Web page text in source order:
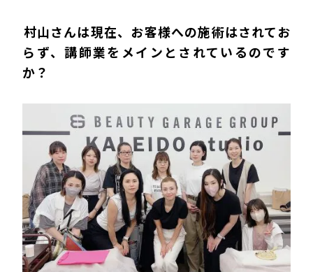
―――村山さんは現在、お客様への施術はされてお
らず、講師業をメインとされているのです
か？